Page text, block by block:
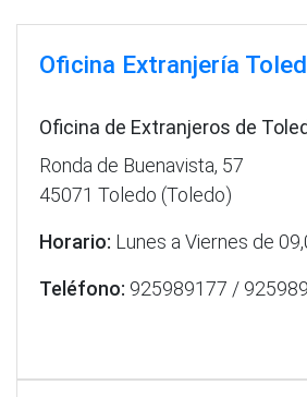
Oficina Extranjería
Oficina de Extranjeros de
Ronda de Buenavista, 57
45071 Toledo (Toledo)
Horario: Lunes a Viernes de
Teléfono: 925989177 /